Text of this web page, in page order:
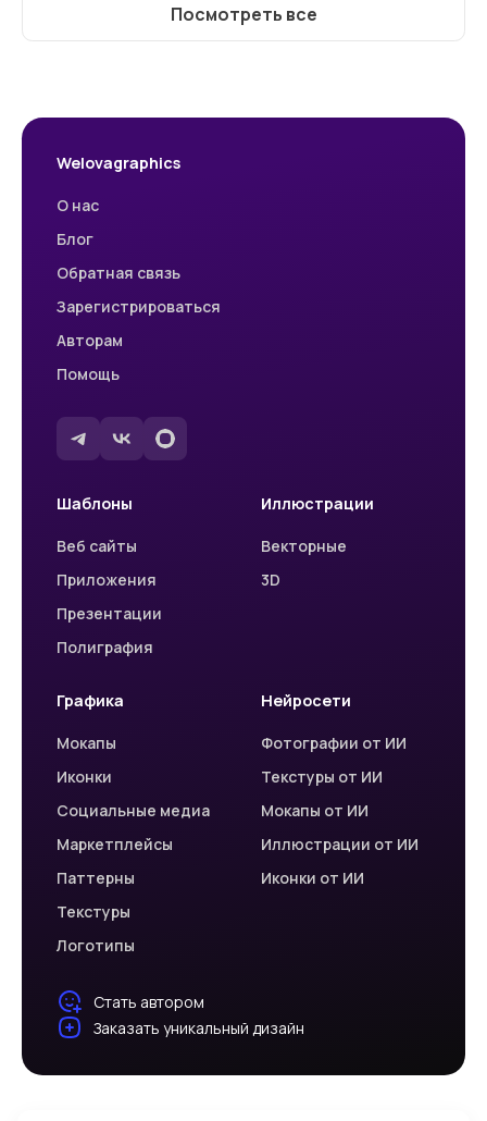
Посмотреть все
Welovagraphics
О нас
Блог
Обратная связь
Зарегистрироваться
Авторам
Помощь
Шаблоны
Веб сайты
Приложения
Презентации
Полиграфия
Иллюстрации
Векторные
3D
Графика
Мокапы
Иконки
Социальные медиа
Маркетплейсы
Паттерны
Текстуры
Логотипы
Нейросети
Фотографии от ИИ
Текстуры от ИИ
Мокапы от ИИ
Иллюстрации от ИИ
Иконки от ИИ
Стать автором
Заказать уникальный дизайн